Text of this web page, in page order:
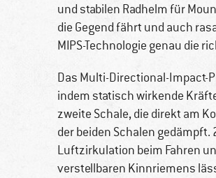
und stabilen Radhelm für
die Gegend fährt und auch
MIPS-Technologie genau die
Das Multi-Directional-Impact-
indem statisch wirkende
zweite Schale, die direkt am
der beiden Schalen
Luftzirkulation beim Fahren
verstellbaren Kinnriemens